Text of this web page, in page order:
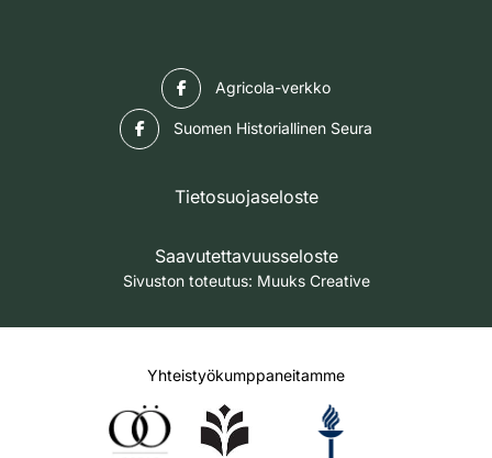
Agricola-verkko
Suomen Historiallinen Seura
Tietosuojaseloste
Saavutettavuusseloste
Sivuston toteutus: Muuks Creative
Yhteistyökumppaneitamme